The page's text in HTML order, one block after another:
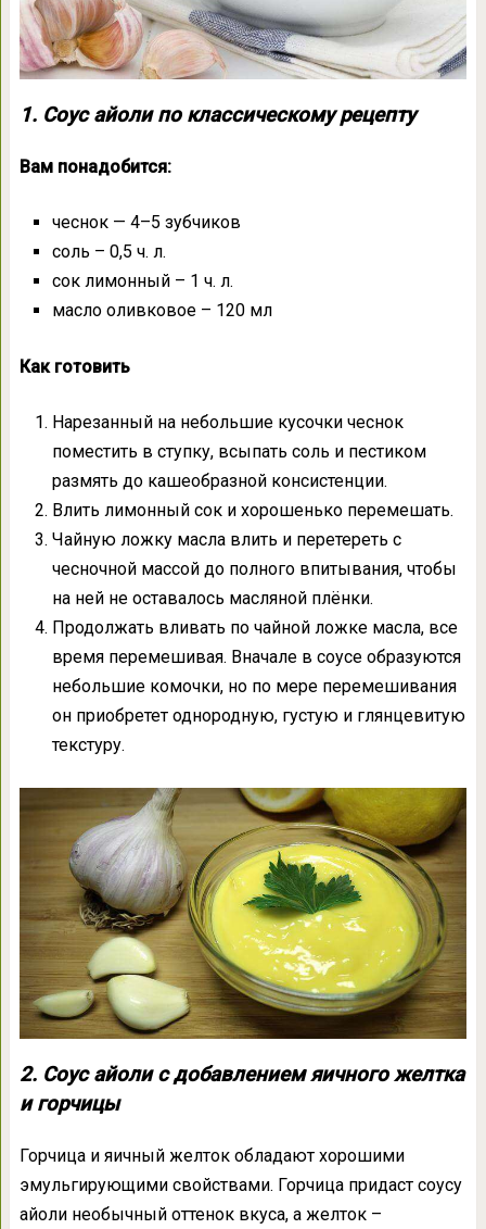
1. Соус айоли по классическому рецепту
Вам понадобится:
чеснок — 4–5 зубчиков
соль – 0,5 ч. л.
сок лимонный – 1 ч. л.
масло оливковое – 120 мл
Как готовить
Нарезанный на небольшие кусочки чеснок
поместить в ступку, всыпать соль и пестиком
размять до кашеобразной консистенции.
Влить лимонный сок и хорошенько перемешать.
Чайную ложку масла влить и перетереть с
чесночной массой до полного впитывания, чтобы
на ней не оставалось масляной плёнки.
Продолжать вливать по чайной ложке масла, все
время перемешивая. Вначале в соусе образуются
небольшие комочки, но по мере перемешивания
он приобретет однородную, густую и глянцевитую
текстуру.
2. Соус айоли с добавлением яичного желтка
и горчицы
Горчица и яичный желток обладают хорошими
эмульгирующими свойствами. Горчица придаст соусу
айоли необычный оттенок вкуса, а желток –